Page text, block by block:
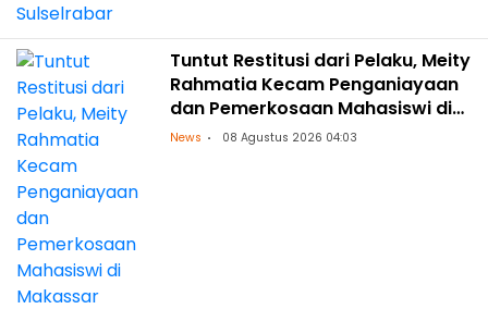
Tuntut Restitusi dari Pelaku, Meity
Rahmatia Kecam Penganiayaan
dan Pemerkosaan Mahasiswi di
Makassar
News 08 Agustus 2026 04:03